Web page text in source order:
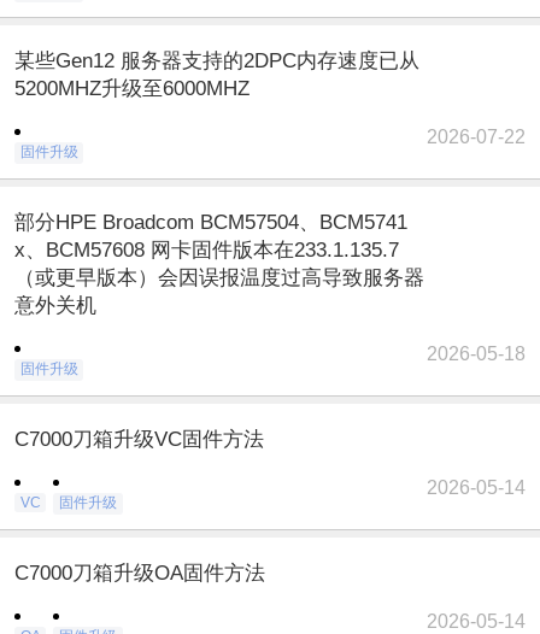
某些Gen12 服务器支持的2DPC内存速度已从
5200MHZ升级至6000MHZ
固件升级
2026-07-22
部分HPE Broadcom BCM57504、BCM5741
x、BCM57608 网卡固件版本在233.1.135.7
（或更早版本）会因误报温度过高导致服务器
意外关机
固件升级
2026-05-18
C7000刀箱升级VC固件方法
VC 固件升级
2026-05-14
C7000刀箱升级OA固件方法
2026-05-14